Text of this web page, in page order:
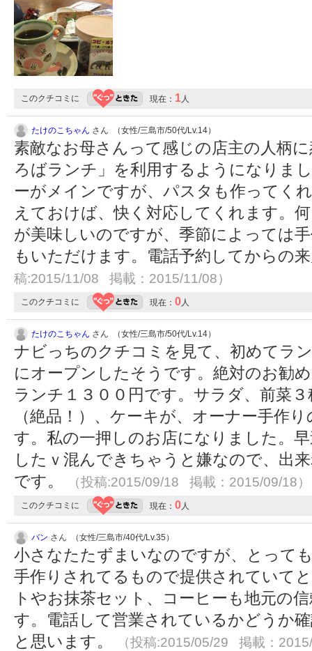
このクチコミに 現在： 1人
たけのこちゃん さん （女性/三島市/50代/Lv.14）
素敵なお母さんって感じの店主の人柄
ろばランチ」を利用するようになりま
ーがメインですが、パスタも作ってく
えておけば、快く対応してくれます。
が美味しいのですが、季節によっては
もいただけます。電話予約してからの
稿:2015/11/08 掲載：2015/11/08）
このクチコミに 現在： 0人
たけのこちゃん さん （女性/三島市/50代/Lv.14）
ナビっちのクチコミを見て、初めてラ
にオープンしたそうです。絶対のお勧
ランチ１３００円です。サラダ、前菜
（絶品！）、ケーキが、オーナー手作
す。私の一押しのお店になりました。
したｖ混んできちゃうと嫌なので、出
です。
（投稿:2015/09/18 掲載：2015/09/18）
このクチコミに 現在： 0人
バン さん （女性/三島市/40代/Lv.35）
小さなたたずまいなのですが、とって
手作りされてるもので提供されていて
トやお抹茶セット、コーヒーも地元の
す。電話して営業されているかどうか
と思います。
（投稿:2015/05/29 掲載：